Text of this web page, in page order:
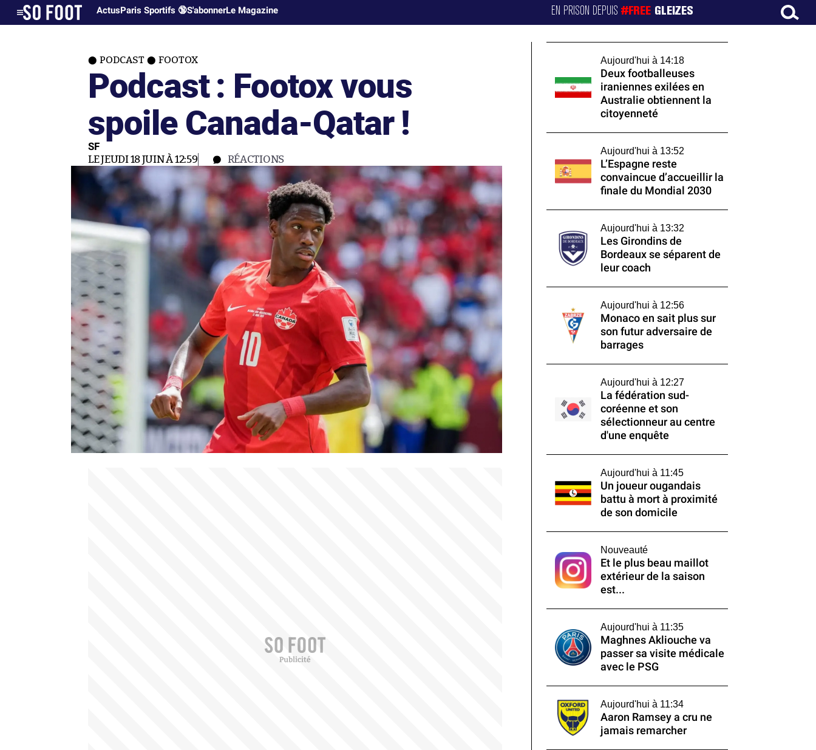
ActusParis Sportifs 🔞S'abonnerLe Magazine EN PRISON DEPUIS#FREE GLEIZES
PODCAST FOOTOX
Podcast : Footox vous
spoile Canada-Qatar !
SF
LE JEUDI 18 JUIN À 12:59 RÉACTIONS
Aujourd'hui à 14:18
Deux footballeuses
iraniennes exilées en
Australie obtiennent la
citoyenneté
Aujourd'hui à 13:52
L’Espagne reste
convaincue d’accueillir la
finale du Mondial 2030
Aujourd'hui à 13:32
Les Girondins de
Bordeaux se séparent de
leur coach
Aujourd'hui à 12:56
Monaco en sait plus sur
son futur adversaire de
barrages
Aujourd'hui à 12:27
La fédération sud-
coréenne et son
sélectionneur au centre
d'une enquête
Aujourd'hui à 11:45
Un joueur ougandais
battu à mort à proximité
de son domicile
Nouveauté
Et le plus beau maillot
extérieur de la saison
est...
Aujourd'hui à 11:35
Maghnes Akliouche va
passer sa visite médicale
avec le PSG
Aujourd'hui à 11:34
Aaron Ramsey a cru ne
jamais remarcher